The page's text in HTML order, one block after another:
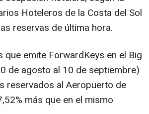
Hoteleros de la Costa del Sol
reservas de última hora.
emite ForwardKeys en el Big
de agosto al 10 de septiembre)
reservados al Aeropuerto de
más que en el mismo